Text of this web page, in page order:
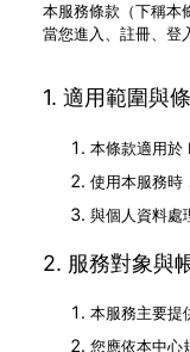
本服務條款（下稱本
當您進入、註冊、登
1. 適用範圍與
本條款適用於
使用本服務時
與個人資料處
2. 服務對象與
本服務主要提
您應依本中心